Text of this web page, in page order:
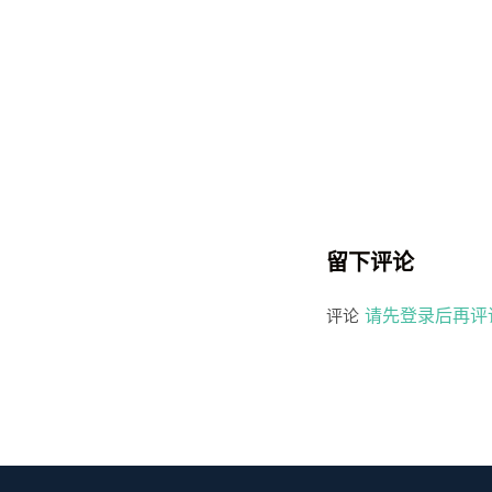
留下评论
评论 请先登录后再评